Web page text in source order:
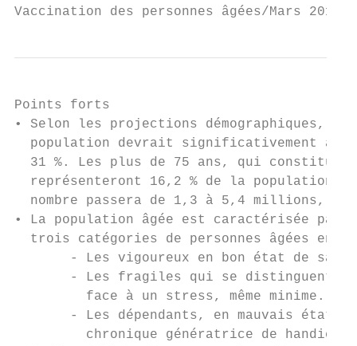
Vaccination des personnes âgées/
Points forts
• Selon les projections démographiques,
population devrait significativement
31 %. Les plus de 75 ans, qui
représenteront 16,2 % de la population
nombre passera de 1,3 à 5,4 millions,
• La population âgée est caractérisée par
trois catégories de personnes âgées en
- Les vigoureux en bon état de
- Les fragiles qui se distinguent
         face à un stress, même minime.
- Les dépendants, en mauvais état
chronique génératrice de